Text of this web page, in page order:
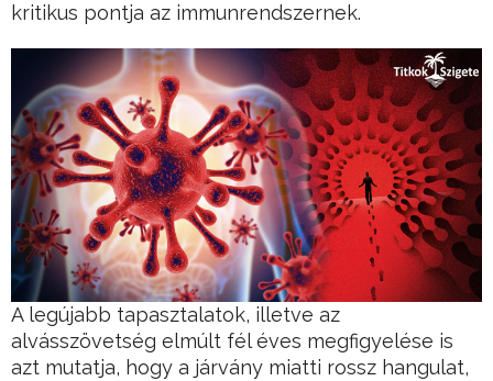
kritikus pontja az immunrendszernek.
A legújabb tapasztalatok, illetve az
alvásszövetség elmúlt fél éves megfigyelése is
azt mutatja, hogy a járvány miatti rossz hangulat,